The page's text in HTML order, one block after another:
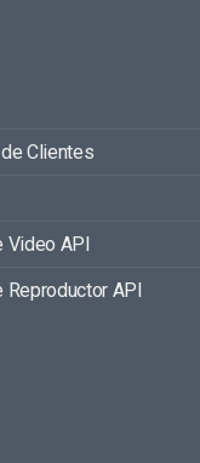
Clientes
Video API
Reproductor API